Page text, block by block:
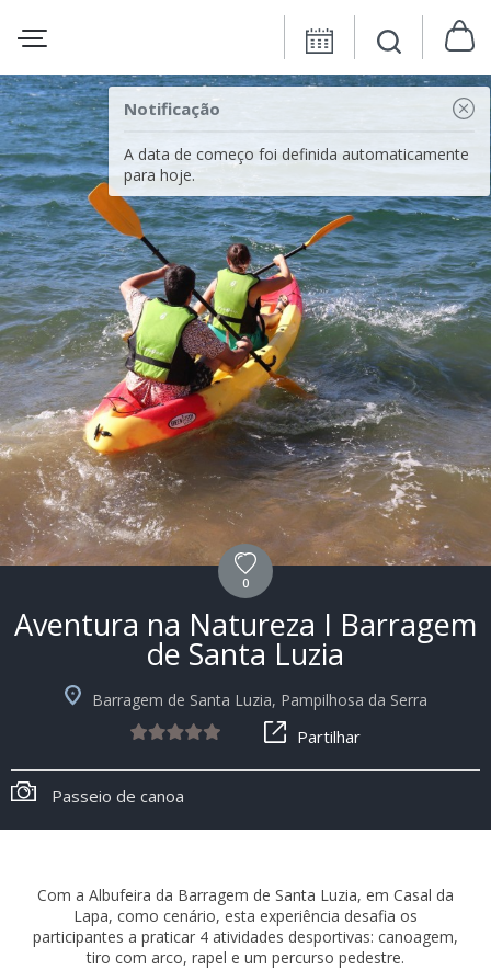
Notificação
A data de começo foi definida automaticamente
para hoje.
0
Aventura na Natureza I Barragem
de Santa Luzia
Barragem de Santa Luzia, Pampilhosa da Serra
Partilhar
Passeio de canoa
Com a Albufeira da Barragem de Santa Luzia, em Casal da
Lapa, como cenário, esta experiência desafia os
participantes a praticar 4 atividades desportivas: canoagem,
tiro com arco, rapel e um percurso pedestre.